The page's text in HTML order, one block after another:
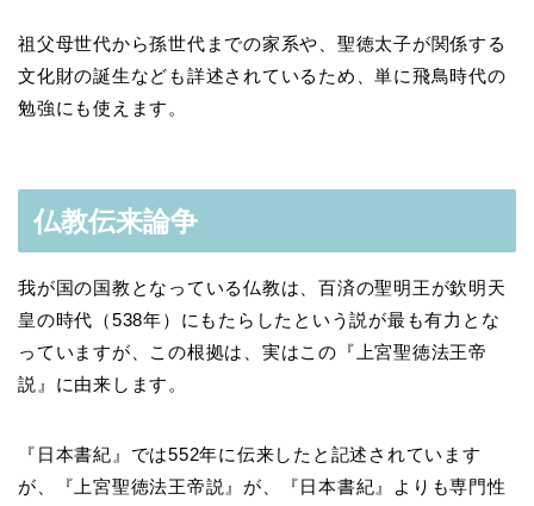
祖父母世代から孫世代までの家系や、聖徳太子が関係する
文化財の誕生なども詳述されているため、単に飛鳥時代の
勉強にも使えます。
仏教伝来論争
我が国の国教となっている仏教は、百済の聖明王が欽明天
皇の時代（538年）にもたらしたという説が最も有力とな
っていますが、この根拠は、実はこの『上宮聖徳法王帝
説』に由来します。
『日本書紀』では552年に伝来したと記述されています
が、『上宮聖徳法王帝説』が、『日本書紀』よりも専門性